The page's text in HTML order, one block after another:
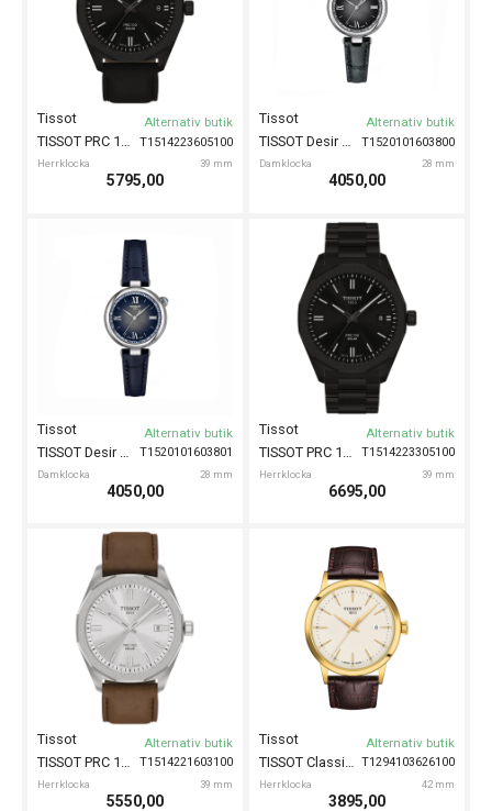
T1514223605100
Tissot
Herrklocka 39 mm
TISSOT PRC 100 Solar 39mm
Alternativ butik
5795,00
T1520101603800
Tissot
Damklocka 28 mm
TISSOT Desir 28mm
Alternativ butik
4050,00
T1520101603801
Tissot
Damklocka 28 mm
Alternativ butik
4050,00
T1514223305100
Tissot
Herrklocka 39 mm
Alternativ butik
6695,00
T1514221603100
Tissot
Herrklocka 39 mm
Alternativ butik
5550,00
T1294103626100
Tissot
Herrklocka 42 mm
TISSOT Classic Dream 42mm
Alternativ butik
3895,00